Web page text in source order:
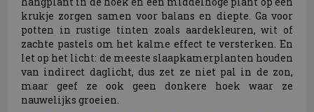
krukje zorgen samen voor balans en diepte. Ga voor
potten in rustige tinten zoals aardekleuren, wit of
zachte pastels om het kalme effect te versterken. En
let op het licht: de meeste slaapkamerplanten houden
van indirect daglicht, dus zet ze niet pal in de zon,
maar geef ze ook geen donkere hoek waar ze
nauwelijks groeien.